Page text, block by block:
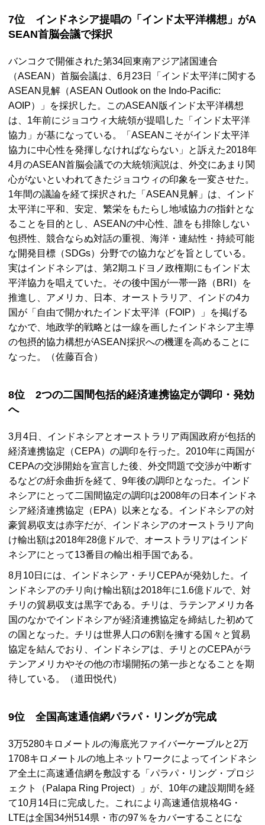
7位 インドネシア提唱の「インド太平洋構想」がA
SEAN首脳会議で採択
バンコクで開催された第34回東南アジア諸国連合
（ASEAN）首脳会議は、6月23日「インド太平洋に関する
ASEAN見解（ASEAN Outlook on the Indo-Pacific:
AOIP）」を採択した。このASEAN版インド太平洋構想
は、1年前にジョコウィ大統領が提唱した「インド太平洋
協力」が基になっている。「ASEANこそがインド太平洋
協力に中心性を発揮しなければならない」と訴えた2018年
4月のASEAN首脳会議での大統領演説は、外交にあまり関
心がないといわれてきたジョコウィの印象を一変させた。
1年間の議論を経て採択された「ASEAN見解」は、インド
太平洋に平和、安定、繁栄をもたらし地域協力の指針とな
ることを目的とし、ASEANの中心性、誰をも排除しない
包摂性、競合ならぬ対話の重視、海洋・連結性・持続可能
な開発目標（SDGs）分野での協力などを旨としている。
実はインドネシアは、第2期ユドヨノ政権期にもインド太
平洋協力を唱えていた。その後中国が一帯一路（BRI）を
推進し、アメリカ、日本、オーストラリア、インドの4カ
国が「自由で開かれたインド太平洋（FOIP）」を掲げる
なかで、地政学的戦略とは一線を画したインドネシア主導
の包摂的協力構想がASEAN採択への機運を高めることに
なった。（佐藤百合）
8位 2つの二国間包括的経済連携協定が調印・発効
へ
3月4日、インドネシアとオーストラリア両国政府が包括的
経済連携協定（CEPA）の調印を行った。2010年に両国が
CEPAの交渉開始を宣言した後、外交問題で交渉が中断す
るなどの紆余曲折を経て、9年後の調印となった。インド
ネシアにとって二国間協定の調印は2008年の日本インドネ
シア経済連携協定（EPA）以来となる。インドネシアの対
豪貿易収支は赤字だが、インドネシアのオーストラリア向
け輸出額は2018年28億ドルで、オーストラリアはインド
ネシアにとって13番目の輸出相手国である。
8月10日には、インドネシア・チリCEPAが発効した。イ
ンドネシアのチリ向け輸出額は2018年に1.6億ドルで、対
チリの貿易収支は黒字である。チリは、ラテンアメリカ各
国のなかでインドネシアが経済連携協定を締結した初めて
の国となった。チリは世界人口の6割を擁する国々と貿易
協定を結んでおり、インドネシアは、チリとのCEPAがラ
テンアメリカやその他の市場開拓の第一歩となることを期
待している。（道田悦代）
9位 全国高速通信網パラパ・リングが完成
3万5280キロメートルの海底光ファイバーケーブルと2万
1708キロメートルの地上ネットワークによってインドネシ
ア全土に高速通信網を敷設する「パラパ・リング・プロジ
ェクト（Palapa Ring Project）」が、10年の建設期間を経
て10月14日に完成した。これにより高速通信規格4G・
LTEは全国34州514県・市の97％をカバーすることにな